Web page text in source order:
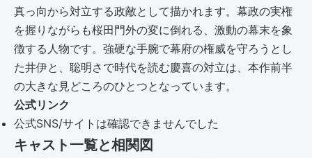
真っ向から対立する政敵として描かれます。幕政の実権
を握りながらも桜田門外の変に倒れる、激動の幕末を象
徴する人物です。強硬な手腕で幕府の権威を守ろうとし
た井伊と、聡明さで時代を読む慶喜の対立は、本作前半
の大きな見どころのひとつとなっています。
公式リンク
公式SNS/サイトは確認できませんでした
キャスト一覧と相関図